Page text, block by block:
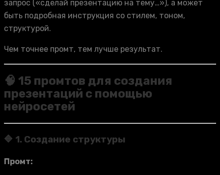
запрос («сделай презентацию на тему…»), а может
быть подробная инструкция со стилем, тоном,
структурой.
Чем точнее промт, тем лучше результат.
🧠 15 промтов для создания
презентаций с помощью
нейросетей
🔷 1. Создание структуры
Промт: